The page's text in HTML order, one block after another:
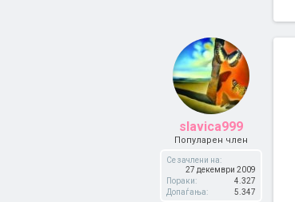
slavica999
Популарен член
Се зачлени на:
27 декември 2009
Пораки:
4.327
Допаѓања:
5.347